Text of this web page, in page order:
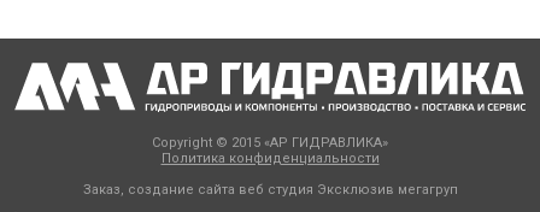
Copyright © 2015 «АР ГИДРАВЛИКА»
Политика конфиденциальности
Заказ, создание сайта веб студия Эксклюзив мегагруп